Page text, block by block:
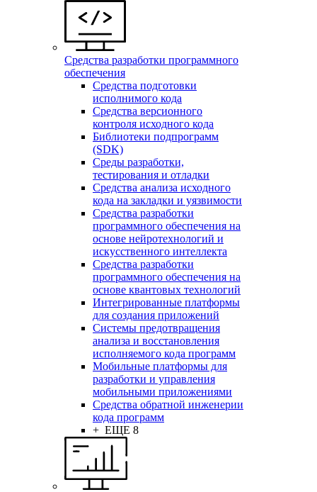
Средства разработки программного
обеспечения
Средства подготовки
исполнимого кода
Средства версионного
контроля исходного кода
Библиотеки подпрограмм
(SDK)
Среды разработки,
тестирования и отладки
Средства анализа исходного
кода на закладки и уязвимости
Средства разработки
программного обеспечения на
основе нейротехнологий и
искусственного интеллекта
Средства разработки
программного обеспечения на
основе квантовых технологий
Интегрированные платформы
для создания приложений
Системы предотвращения
анализа и восстановления
исполняемого кода программ
Мобильные платформы для
разработки и управления
мобильными приложениями
Средства обратной инженерии
кода программ
+ ЕЩЕ 8